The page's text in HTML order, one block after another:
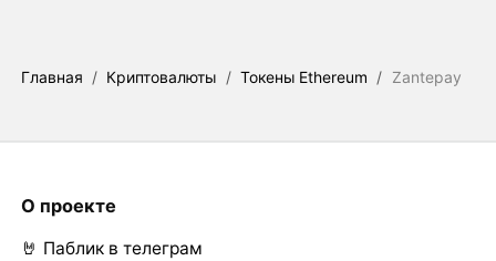
Главная / Криптовалюты / Токены Ethereum / Zantepay
О проекте
🤘 Паблик в телеграм